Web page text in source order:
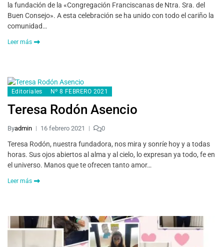
la fundación de la «Congregación Franciscanas de Ntra. Sra. del
Buen Consejo». A esta celebración se ha unido con todo el cariño la
comunidad…
Leer más
Editoriales Nº 8 FEBRERO 2021
Teresa Rodón Asencio
Byadmin 16 febrero 2021 0
Teresa Rodón, nuestra fundadora, nos mira y sonríe hoy y a todas
horas. Sus ojos abiertos al alma y al cielo, lo expresan ya todo, fe en
el universo. Manos que te ofrecen tanto amor…
Leer más